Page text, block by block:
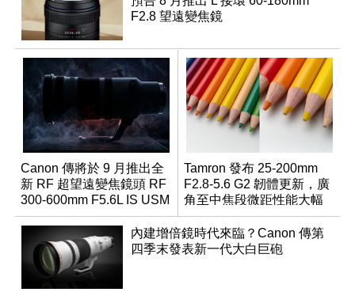
F2.8 望遠變焦鏡
Canon 傳將於 9 月推出全
新 RF 超望遠變焦鏡頭 RF
300-600mm F5.6L IS USM
Tamron 發布 25-200mm
F2.8-5.6 G2 韌體更新，廣
角至中焦段微距性能大幅
升級
內建增倍鏡時代來臨？Canon 傳第
四季末發表新一代大白巨砲